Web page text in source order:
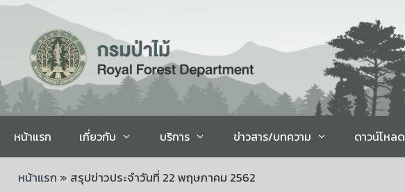
หน้าแรก เกี่ยวกับ บริการ ข่าวสาร/บทความ ดาวน์โหลด
หน้าแรก » สรุปข่าวประจำวันที่ 22 พฤษภาคม 2562